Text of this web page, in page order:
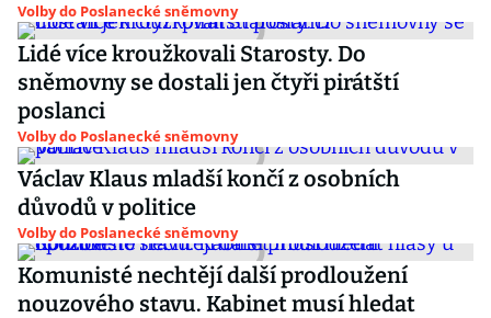
Volby do Poslanecké sněmovny
Lidé více kroužkovali Starosty. Do
sněmovny se dostali jen čtyři pirátští
poslanci
Volby do Poslanecké sněmovny
Václav Klaus mladší končí z osobních
důvodů v politice
Volby do Poslanecké sněmovny
Komunisté nechtějí další prodloužení
nouzového stavu. Kabinet musí hledat